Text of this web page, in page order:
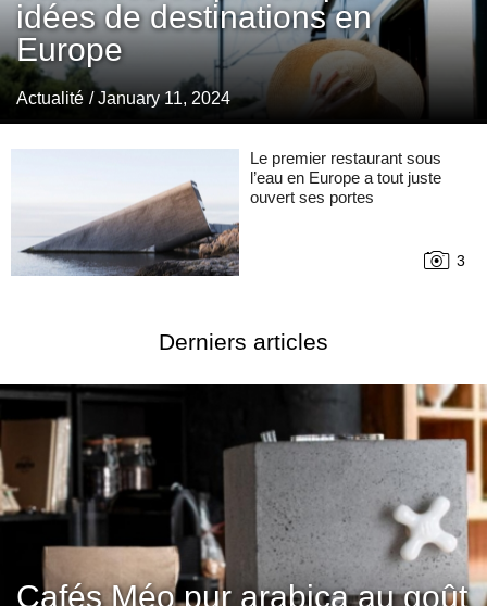
idées de destinations en
Europe
Actualité / January 11, 2024
Le premier restaurant sous
l’eau en Europe a tout juste
ouvert ses portes
3
Derniers articles
Cafés Méo pur arabica au goût